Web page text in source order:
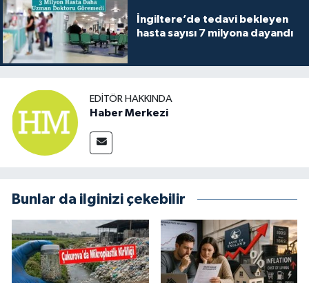
İngiltere’de tedavi bekleyen
hasta sayısı 7 milyona dayandı
EDITÖR HAKKINDA
Haber Merkezi
Bunlar da ilginizi çekebilir